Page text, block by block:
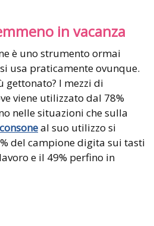
in vacanza
è uno strumento ormai
usa praticamente ovunque.
I mezzi di
viene utilizzato dal 78%
nelle situazioni che sulla
al suo utilizzo si
del campione digita sui tasti
e il 49% perfino in